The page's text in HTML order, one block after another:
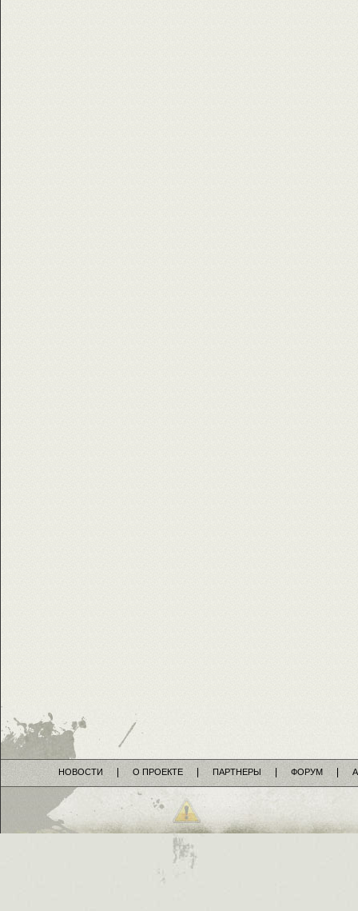
НОВОСТИ О ПРОЕКТЕ ПАРТНЕРЫ ФОРУМ